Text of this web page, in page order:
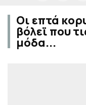
Οι επτά
βόλεϊ που
μόδα...